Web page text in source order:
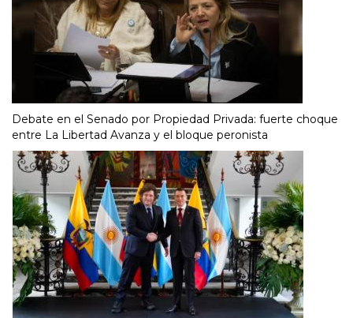
Debate en el Senado por Propiedad Privada: fuerte choque
entre La Libertad Avanza y el bloque peronista